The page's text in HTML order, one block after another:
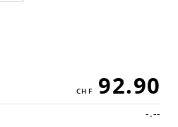
92.90
-.--